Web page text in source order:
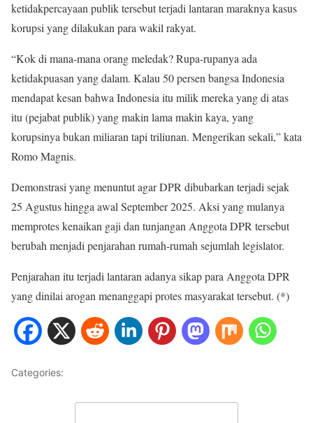
ketidakpercayaan publik tersebut terjadi lantaran maraknya kasus
korupsi yang dilakukan para wakil rakyat.
“Kok di mana-mana orang meledak? Rupa-rupanya ada
ketidakpuasan yang dalam. Kalau 50 persen bangsa Indonesia
mendapat kesan bahwa Indonesia itu milik mereka yang di atas
itu (pejabat publik) yang makin lama makin kaya, yang
korupsinya bukan miliaran tapi triliunan. Mengerikan sekali,” kata
Romo Magnis.
Demonstrasi yang menuntut agar DPR dibubarkan terjadi sejak
25 Agustus hingga awal September 2025. Aksi yang mulanya
memprotes kenaikan gaji dan tunjangan Anggota DPR tersebut
berubah menjadi penjarahan rumah-rumah sejumlah legislator.
Penjarahan itu terjadi lantaran adanya sikap para Anggota DPR
yang dinilai arogan menanggapi protes masyarakat tersebut. (*)
Categories: